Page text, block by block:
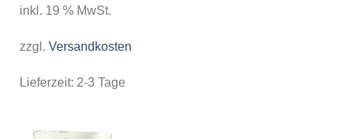
inkl. 19 % MwSt.
zzgl. Versandkosten
Lieferzeit: 2-3 Tage